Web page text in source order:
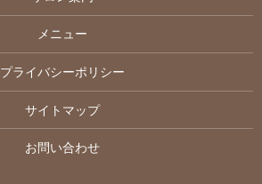
メニュー
プライバシーポリシー
サイトマップ
お問い合わせ